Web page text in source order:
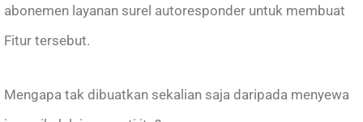
abonemen layanan surel autoresponder untuk membuat
Fitur tersebut.
Mengapa tak dibuatkan sekalian saja daripada menyewa